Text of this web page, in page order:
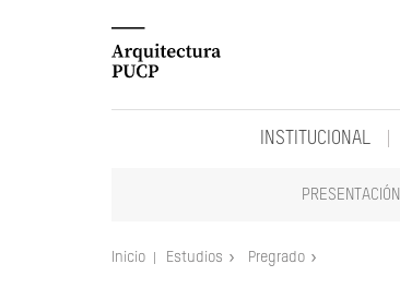
INSTITUCIONAL
PRESENTACIÓN
Inicio Estudios Pregrado